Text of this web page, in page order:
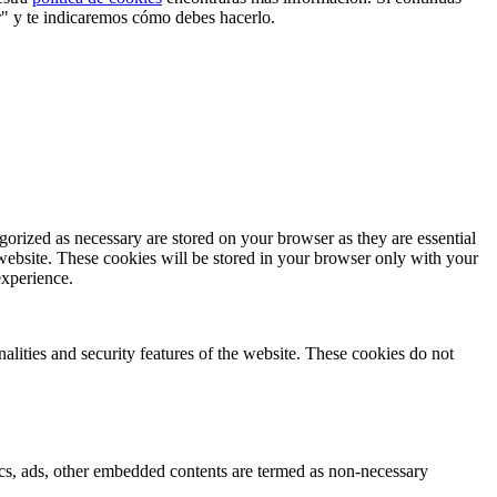
y te indicaremos cómo debes hacerlo.
as necessary are stored on your browser as they are essential
These cookies will be stored in your browser only with your
and security features of the website. These cookies do not
other embedded contents are termed as non-necessary